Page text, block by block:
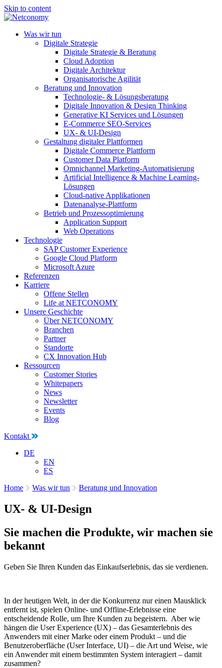
Skip to content
Was wir tun
Digitale Strategie
Digitale Strategie & Beratung
Cloud Adoption
Digitale Architektur
Organisatorische Agilität
Beratung und Innovation
Technologie- & Lösungsberatung
Digitale Innovation & Design Thinking
Generative KI Services und Lösungen
E-Commerce SEO-Services
UX- & UI-Design
Gestaltung digitaler Plattformen
Digitale Commerce Plattform
Customer Data Platform
Omnichannel Marketing-Automatisierung
Artificial Intelligence & Machine Learning-
Lösungen
Cloud-native Applikationen
Datenanalyse-Plattform
Betrieb und Prozessoptimierung
Application Support
Web Operations
Technologie
SAP Customer Experience
Google Cloud Platform
Microsoft Azure
Referenzen
Karriere
Offene Stellen
Life at NETCONOMY
Unsere Geschichte
Über NETCONOMY
Branchen
Partner
Standorte
CX Innovation Hub
Ressourcen
Customer Stories
Whitepapers
News
Newsletter
Events
Blog
Kontakt
DE
EN
ES
Home
Was wir tun Beratung und Innovation
UX- & UI-Design
Sie machen die Produkte, wir machen sie
bekannt
Geben Sie Ihren Kunden das Einkaufserlebnis, das sie verdienen.
In der heutigen Welt, in der die Konkurrenz nur einen Mausklick
entfernt ist, spielen Online- und Offline-Erlebnisse eine
entscheidende Rolle, um Ihre Kunden zu begeistern. Aber wie
hängen die User Experience (UX) – das Gesamterlebnis des
Anwenders mit einer Marke oder einem Produkt – und die
Benutzeroberfläche (User Interface, UI) – die Art und Weise, wie
ein Anwender mit einem bestimmten System interagiert – damit
zusammen?